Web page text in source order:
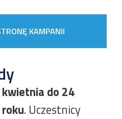
KAMPANII
do 24
. Uczestnicy